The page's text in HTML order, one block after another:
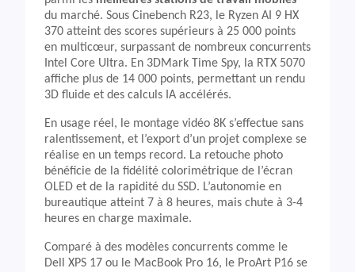
du marché. Sous Cinebench R23, le Ryzen AI 9 HX
370 atteint des scores supérieurs à 25 000 points
en multicœur, surpassant de nombreux concurrents
Intel Core Ultra. En 3DMark Time Spy, la RTX 5070
affiche plus de 14 000 points, permettant un rendu
3D fluide et des calculs IA accélérés.
En usage réel, le montage vidéo 8K s’effectue sans
ralentissement, et l’export d’un projet complexe se
réalise en un temps record. La retouche photo
bénéficie de la fidélité colorimétrique de l’écran
OLED et de la rapidité du SSD. L’autonomie en
bureautique atteint 7 à 8 heures, mais chute à 3-4
heures en charge maximale.
Comparé à des modèles concurrents comme le
Dell XPS 17 ou le MacBook Pro 16, le ProArt P16 se